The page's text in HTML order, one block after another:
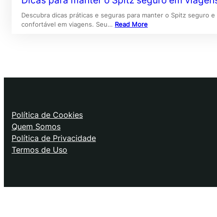
Descubra dicas práticas e seguras para manter o Spitz seguro e
confortável em viagens. Seu… Read More
Política de Cookies
Quem Somos
Política de Privacidade
Termos de Uso